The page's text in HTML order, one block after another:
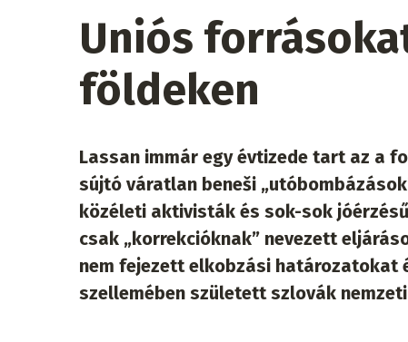
Uniós
földeken
Lassan immár egy évtizede tart az a
sújtó váratlan beneši
közéleti aktivisták és sok-sok
csak „korrekcióknak” nevezett
nem fejezett elkobzási határozatokat
szellemében született szlovák